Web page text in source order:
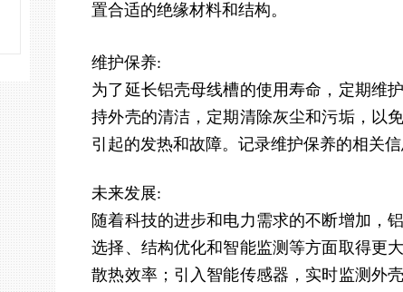
置合适的绝缘材料和结构。
维护保养:
为了延长铝壳母线槽的使用寿命，定期维
持外壳的清洁，定期清除灰尘和污垢，以
引起的发热和故障。记录维护保养的相关
未来发展:
随着科技的进步和电力需求的不断增加，
选择、结构优化和智能监测等方面取得更
散热效率；引入智能传感器，实时监测外